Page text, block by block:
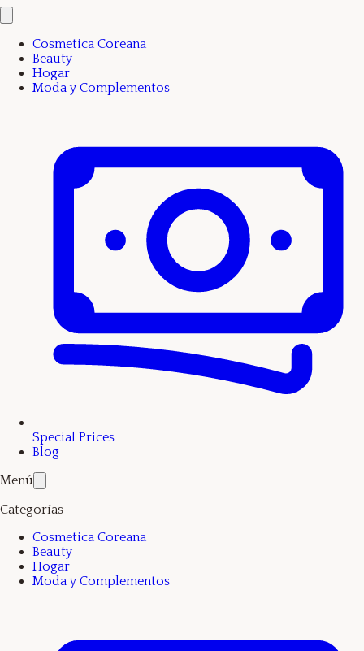
Cosmetica Coreana
Beauty
Hogar
Moda y Complementos
Special Prices
Blog
Menú
Categorías
Cosmetica Coreana
Beauty
Hogar
Moda y Complementos